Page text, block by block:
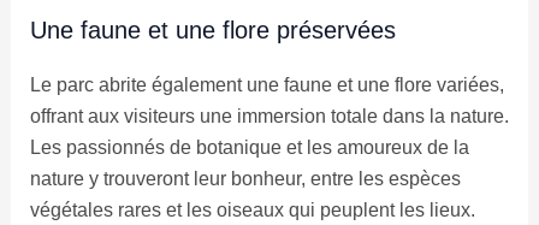
Une faune et une flore préservées
Le parc abrite également une faune et une flore variées,
offrant aux visiteurs une immersion totale dans la nature.
Les passionnés de botanique et les amoureux de la
nature y trouveront leur bonheur, entre les espèces
végétales rares et les oiseaux qui peuplent les lieux.